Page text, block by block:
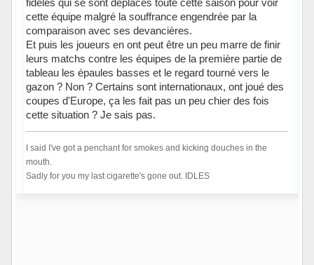
cette équipe malgré la souffrance engendrée par la
comparaison avec ses devancières.
Et puis les joueurs en ont peut être un peu marre de finir
leurs matchs contre les équipes de la première partie de
tableau les épaules basses et le regard tourné vers le
gazon ? Non ? Certains sont internationaux, ont joué des
coupes d'Europe, ça les fait pas un peu chier des fois
cette situation ? Je sais pas.
I said I've got a penchant for smokes and kicking douches in the
mouth.
Sadly for you my last cigarette's gone out. IDLES